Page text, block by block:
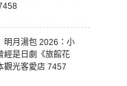
明月湯包 2026：小
經是日劇《旅館花
觀光客愛店 7457